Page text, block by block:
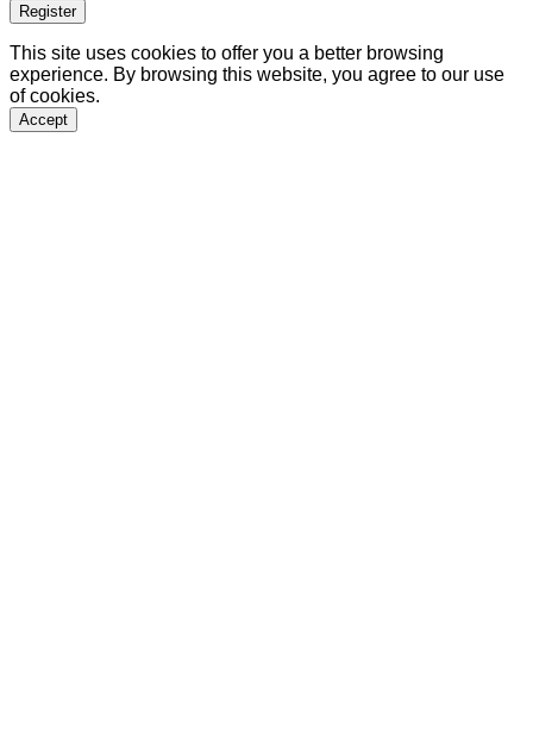
Register
This site uses cookies to offer you a better browsing
experience. By browsing this website, you agree to our use
of cookies.
Accept